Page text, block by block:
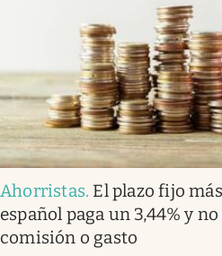
Ahorristas. El plazo fijo
español paga un 3,44% y
comisión o gasto